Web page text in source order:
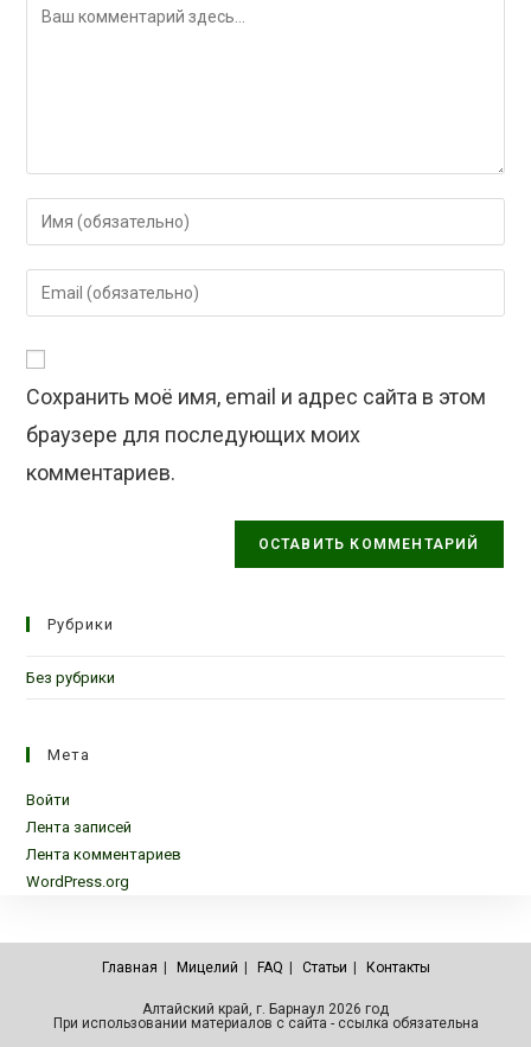
Комментарий
Введите
свое
имя
или
чтобы
Введите
свой
адрес,
чтобы
прокомментировать
Сохранить моё имя, email и адрес сайта в этом
браузере для последующих моих
комментариев.
Рубрики
Без рубрики
Мета
Войти
Лента записей
Лента комментариев
WordPress.org
Главная Мицелий FAQ Статьи Контакты
Алтайский край, г. Барнаул 2026 год
При использовании материалов с сайта - ссылка обязательна